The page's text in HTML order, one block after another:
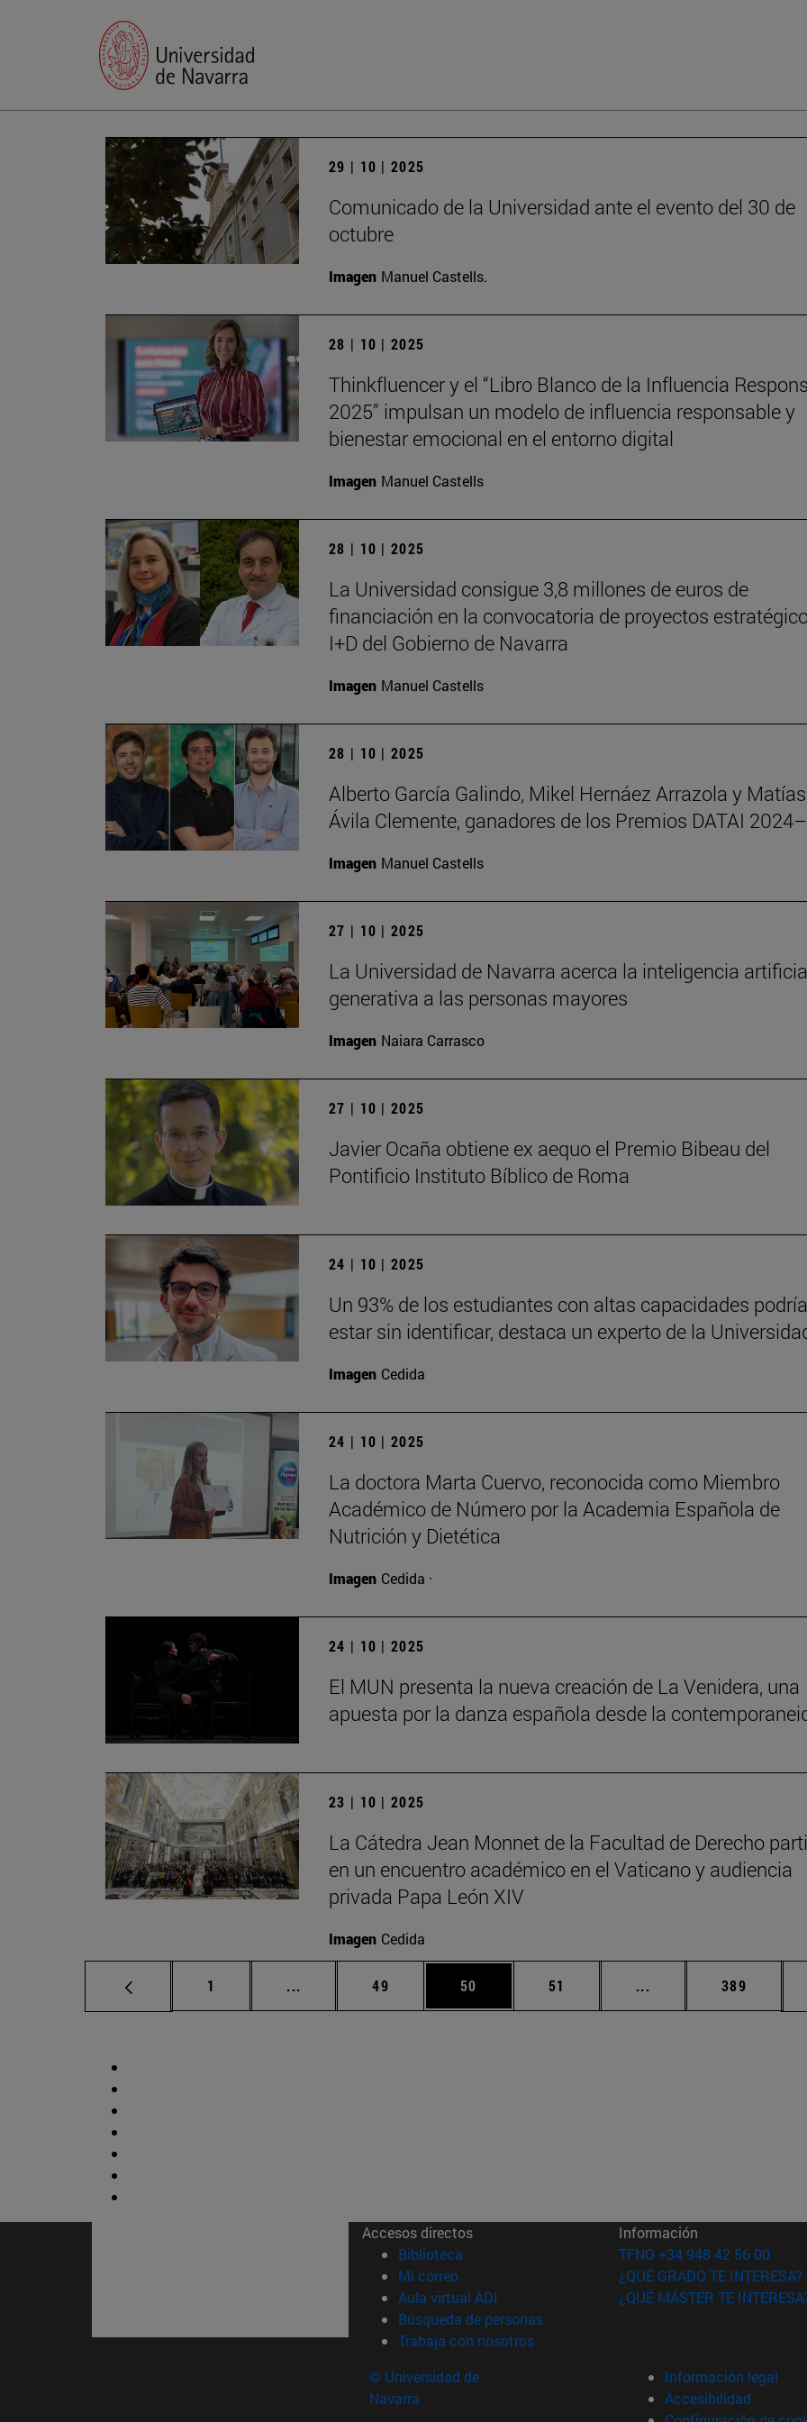
29 | 10 | 2025
Comunicado de la Universidad ante el evento del 30 de
octubre
Imagen Manuel Castells.
28 | 10 | 2025
Thinkfluencer y el “Libro Blanco de la Influencia
2025” impulsan un modelo de influencia responsable y
bienestar emocional en el entorno digital
Imagen Manuel Castells
28 | 10 | 2025
La Universidad consigue 3,8 millones de euros de
financiación en la convocatoria de proyectos
I+D del Gobierno de Navarra
Imagen Manuel Castells
28 | 10 | 2025
Alberto García Galindo, Mikel Hernáez Arrazola y Matías
Ávila Clemente, ganadores de los Premios DATAI
Imagen Manuel Castells
27 | 10 | 2025
La Universidad de Navarra acerca la inteligencia
generativa a las personas mayores
Imagen Naiara Carrasco
27 | 10 | 2025
Javier Ocaña obtiene ex aequo el Premio Bibeau del
Pontificio Instituto Bíblico de Roma
24 | 10 | 2025
Un 93% de los estudiantes con altas capacidades
estar sin identificar, destaca un experto de la
Imagen Cedida
24 | 10 | 2025
La doctora Marta Cuervo, reconocida como Miembro
Académico de Número por la Academia Española de
Nutrición y Dietética
Imagen Cedida ·
24 | 10 | 2025
El MUN presenta la nueva creación de La Venidera, una
apuesta por la danza española desde la
23 | 10 | 2025
La Cátedra Jean Monnet de la Facultad de Derecho
en un encuentro académico en el Vaticano y audiencia
privada Papa León XIV
Imagen Cedida
Página
1 ... Páginas intermedias Use TAB para desplazarse.
Página
49 Página
50 Página
51 ... Páginas intermedias
Página
389
Accesos directos
Biblioteca (abre en nueva ventana)
Mi correo(abre en nueva ventana)
Aula virtual ADI (abre en nueva ventana)
Búsqueda de personas(abre en nueva ventana)
Trabaja con nosotros(abre en nueva ventana)
Información
TFNO +34 948 42 56 00
¿QUÉ GRADO TE INTERESA?
¿QUÉ MÁSTER TE
© Universidad de
Navarra
Información legal
Accesibilidad